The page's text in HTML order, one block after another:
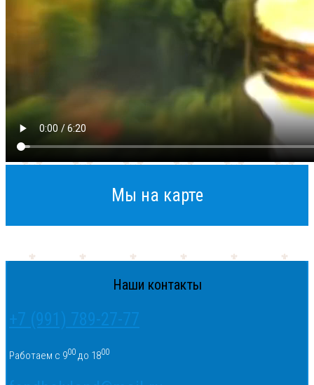
Мы на карте
Наши контакты
+7 (991) 789-27-77
Работаем с 900 до 1800